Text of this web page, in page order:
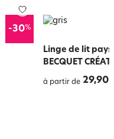
-30%
Linge de lit
BECQUET
à partir de 29,90